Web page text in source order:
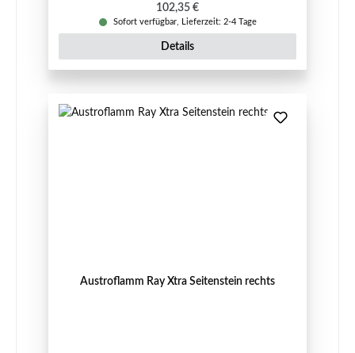
Regulärer Preis:
102,35 €
Sofort verfügbar, Lieferzeit: 2-4 Tage
Details
Austroflamm Ray Xtra Seitenstein rechts